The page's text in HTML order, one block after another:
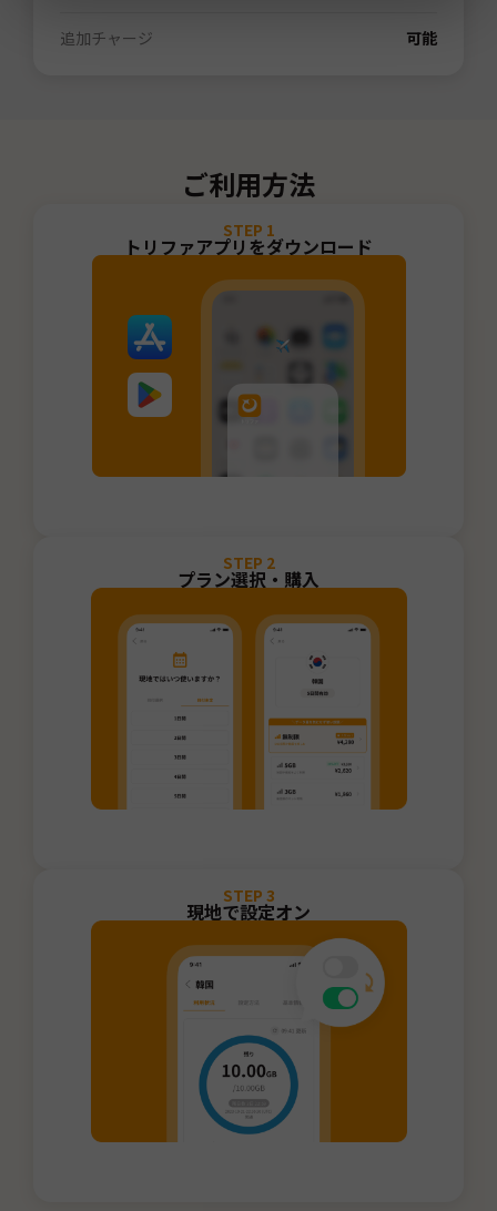
追加チャージ 可能
ご利用方法
STEP 1
トリファアプリをダウンロード
STEP 2
プラン選択・購入
STEP 3
現地で設定オン